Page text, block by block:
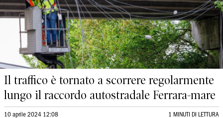
Il traffico è tornato a scorrere regolarmente
lungo il raccordo autostradale Ferrara-mare
10 aprile 2024 12:08 1 MINUTI DI LETTURA